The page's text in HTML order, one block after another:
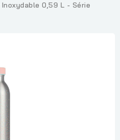
0,59 L - Série